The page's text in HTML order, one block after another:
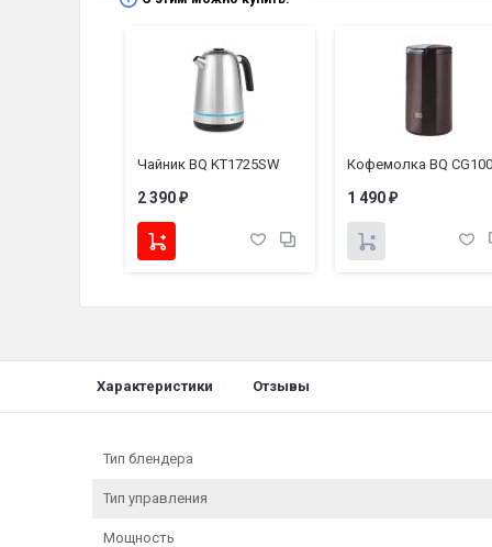
Чайник BQ KT1725SW
2 390 ₽
Кофемолка BQ
1 490 ₽
Характеристики Отзывы
Тип блендера
Тип управления
Мощность